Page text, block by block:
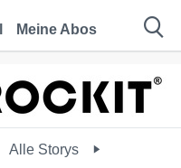
Meine Abos
Alle Storys